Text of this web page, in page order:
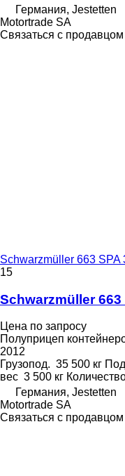
Германия, Jestetten
Motortrade SA
Связаться с продавцом
Schwarzmüller 663 SPA
15
Schwarzmüller 663
Цена по запросу
Полуприцеп
2012
Грузопод. 35 500 кг
вес 3 500 кг
Германия, Jestetten
Motortrade SA
Связаться с продавцом